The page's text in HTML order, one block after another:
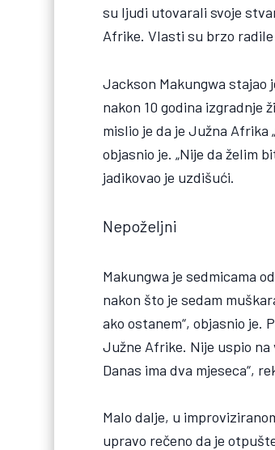
su ljudi utovarali svoje
Afrike. Vlasti su brzo
Jackson Makungwa stajao
nakon 10 godina izgradnje
mislio je da je Južna Afrika
objasnio je. „Nije da želim
jadikovao je uzdišući.
Nepoželjni
Makungwa je sedmicama
nakon što je sedam
ako ostanem“, objasnio je.
Južne Afrike. Nije uspio
Danas ima dva mjeseca“,
Malo dalje, u
upravo rečeno da je